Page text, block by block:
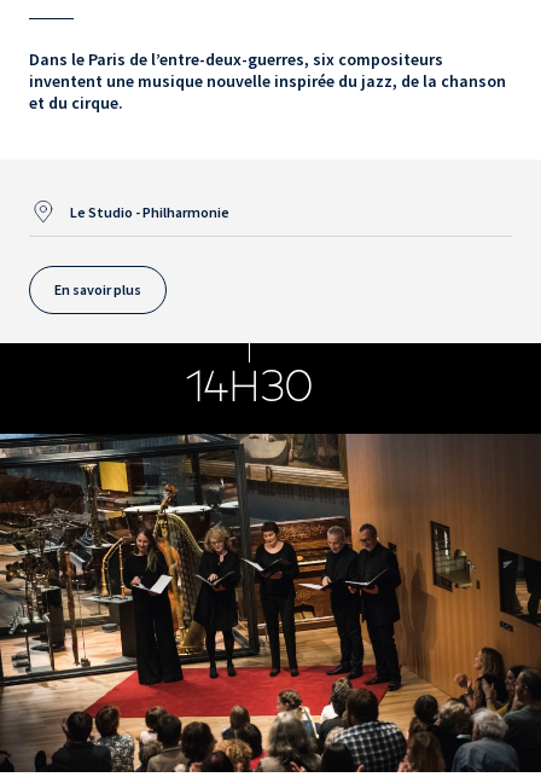
Dans le Paris de l’entre-deux-guerres, six compositeurs
inventent une musique nouvelle inspirée du jazz, de la chanson
et du cirque.
Le Studio - Philharmonie
En savoir plus
14H30